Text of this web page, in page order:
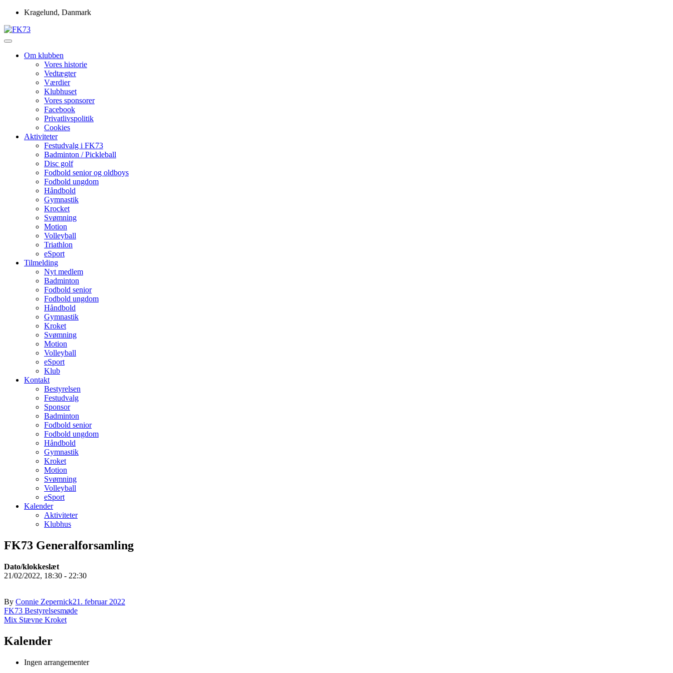
Skip
content
Kragelund, Danmark
FK73
Om klubben
Vores historie
Vedtægter
Værdier
Klubhuset
Vores sponsorer
Facebook
Privatlivspolitik
Cookies
Aktiviteter
Festudvalg i FK73
Badminton / Pickleball
Disc golf
Fodbold senior og oldboys
Fodbold ungdom
Håndbold
Gymnastik
Krocket
Svømning
Motion
Volleyball
Triathlon
eSport
Tilmelding
Nyt medlem
Badminton
Fodbold senior
Fodbold ungdom
Håndbold
Gymnastik
Kroket
Svømning
Motion
Volleyball
eSport
Klub
Kontakt
Bestyrelsen
Festudvalg
Sponsor
Badminton
Fodbold senior
Fodbold ungdom
Håndbold
Gymnastik
Kroket
Motion
Svømning
Volleyball
eSport
Kalender
Aktiviteter
Klubhus
FK73 Generalforsamling
Dato/klokkeslæt
21/02/2022, 18:30 - 22:30
By Connie Zepernick21. februar 2022
Indlægsnavigation
FK73 Bestyrelsesmøde
Mix Stævne Kroket
Kalender
Ingen arrangementer